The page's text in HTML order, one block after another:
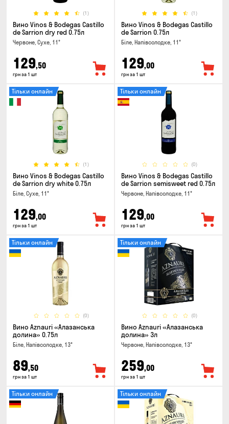
(1)
Вино Vinos & Bodegas Castillo
de Sarrion dry red 0.75л
Червоне, Сухе, 11°
129,50
грн за 1 шт
(1)
Вино Vinos & Bodegas Castillo
de Sarrion 0.75л
Біле, Напівсолодке, 11°
129,00
грн за 1 шт
(1)
Тільки онлайн
Вино Vinos & Bodegas Castillo
de Sarrion dry white 0.75л
Біле, Сухе, 11°
129,00
грн за 1 шт
(0)
Тільки онлайн
Вино Vinos & Bodegas Castillo
de Sarrion semisweet red 0.75л
Червоне, Напівсолодке, 11°
129,00
грн за 1 шт
(0)
Тільки онлайн
Вино Aznauri «Алазанська
долина» 0.75л
Біле, Напівсолодке, 13°
89,50
грн за 1 шт
(0)
Тільки онлайн
Вино Aznauri «Алазанська
долина» 3л
Червоне, Напівсолодке, 13°
259,00
грн за 1 шт
Тільки онлайн Тільки онлайн